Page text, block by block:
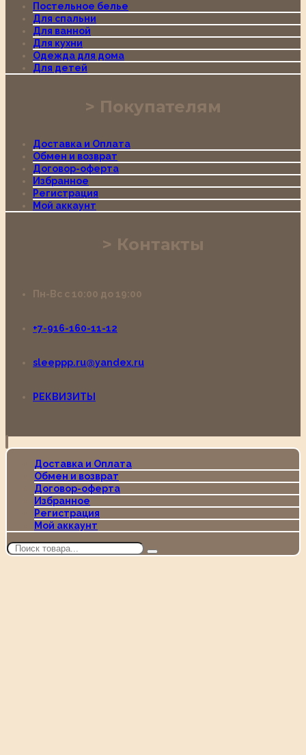
Постельное белье
Для спальни
Для ванной
Для кухни
Одежда для дома
Для детей
Покупателям
Доставка и Оплата
Обмен и возврат
Договор-оферта
Избранное
Регистрация
Мой аккаунт
Контакты
Пн-Вс с 10:00 до 19:00
+7-916-160-11-12
sleeppp.ru@yandex.ru
РЕКВИЗИТЫ
Доставка и Оплата
Обмен и возврат
Договор-оферта
Избранное
Регистрация
Мой аккаунт